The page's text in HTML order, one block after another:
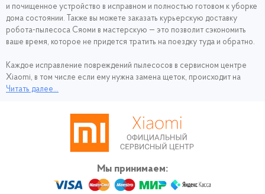
и почищенное устройство в исправном и полностью готовом к уборке
дома состоянии. Также вы можете заказать курьерскую доставку
робота-пылесоса Сяоми в мастерскую — это позволит сэкономить
ваше время, которое не придется тратить на поездку туда и обратно.
Каждое исправление повреждений пылесосов в сервисном центре
Xiaomi, в том числе если ему нужна замена щеток, происходит на
профессиональном оснащении: паяльной станции Rexant ZD-99 12-
RTC1002-COM2, ультразвуковой ванне и с помощью других не менее
важных инструментов.
Читать далее...
Мы принимаем: